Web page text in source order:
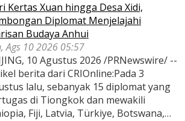
Kertas Xuan hingga Desa Xidi,
Diplomat Menjelajahi
Budaya Anhui
Ags 10 2026 05:57
10 Agustus 2026 /PRNewswire/ --
berita dari CRIOnline:Pada 3
lalu, sebanyak 15 diplomat yang
di Tiongkok dan mewakili
Fiji, Latvia, Türkiye, Botswana,…